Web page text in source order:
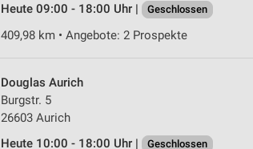
Heute 09:00 - 18:00 Uhr |
Geschlossen
409,98 km • Angebote: 2 Prospekte
Douglas Aurich
Burgstr. 5
26603 Aurich
Heute 10:00 - 18:00 Uhr |
Geschlossen